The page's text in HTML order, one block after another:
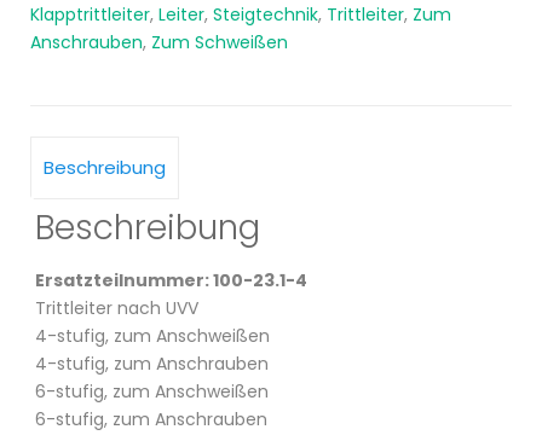
Klapptrittleiter, Leiter, Steigtechnik, Trittleiter, Zum
Anschrauben, Zum Schweißen
Beschreibung
Beschreibung
Ersatzteilnummer: 100-23.1-4
Trittleiter nach UVV
4-stufig, zum Anschweißen
4-stufig, zum Anschrauben
6-stufig, zum Anschweißen
6-stufig, zum Anschrauben